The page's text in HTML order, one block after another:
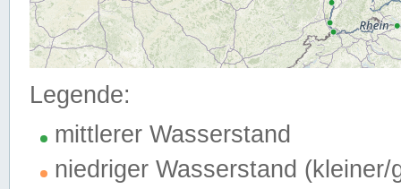
Legende:
mittlerer Wasserstand
niedriger Wasserstand (kleiner/